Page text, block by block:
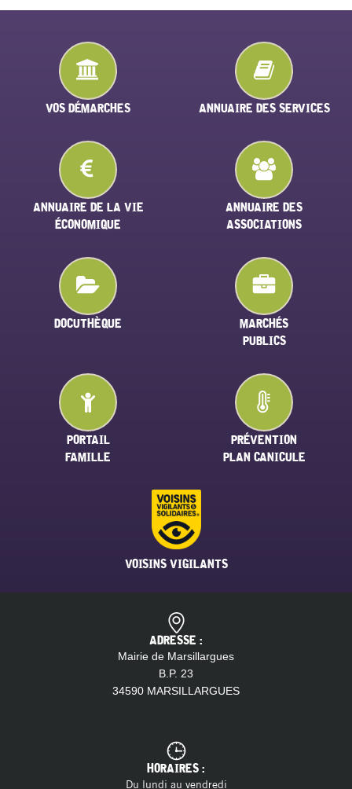
VOS DÉMARCHES ANNUAIRE DES SERVICES
ANNUAIRE DE LA VIE
ÉCONOMIQUE
ANNUAIRE DES
ASSOCIATIONS
DOCUTHÈQUE
MARCHÉS
PUBLICS
PORTAIL
FAMILLE
PRÉVENTION
PLAN CANICULE
VOISINS VIGILANTS
ADRESSE :
Mairie de Marsillargues
B.P. 23
34590 MARSILLARGUES
HORAIRES :
Du lundi au vendredi